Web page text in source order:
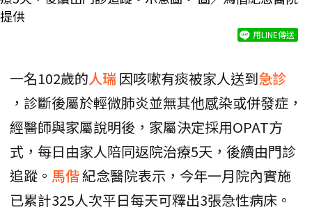
提供
用LINE傳送
一名102歲的人瑞因咳嗽有痰被家人送到急診
，診斷後屬於輕微肺炎並無其他感染或併發症，
經醫師與家屬說明後，家屬決定採用OPAT方
式，每日由家人陪同返院治療5天，後續由門診
追蹤。 馬偕紀念醫院表示，今年一月院內實施
已累計325人次平日每天可釋出3張急性病床。